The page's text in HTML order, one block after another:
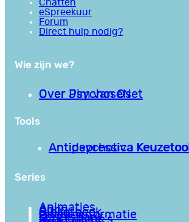
Chatten
eSpreekuur
Forum
Direct hulp nodig?
Wie zijn we?
Over PsychoseNet
Over Jim van Os
Tools
Antipsychotica Keuzetool
Antidepressiva Keuzetool
Series
Animaties
Apps
Bibliotheek
Goede informatie
Kennisbank
Mini college’s